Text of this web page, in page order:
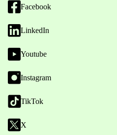
Facebook
LinkedIn
Youtube
Instagram
TikTok
X